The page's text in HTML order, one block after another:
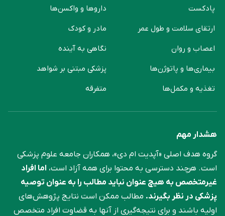
پادکست
ارتقای سلامت و طول عمر
اعصاب و روان
بیماری‌ها و پاتوژن‌ها
تغذیه و مکمل‌ها
دارو‌ها و واکسن‌ها
مادر و کودک
نگاهی به آینده
پزشکی مبتنی بر شواهد
متفرقه
هشدار مهم
گروه هدف اصلی «آپدیت ام دی»، همکاران جامعه علوم ‌پزشکی
است. هرچند دسترسی به محتوا برای همه آزاد است، اما افراد
غیرمتخصص به هیچ عنوان نباید مطالب را به عنوان توصیه
پزشکی در نظر بگیرند. مطالب ممکن است نتایج پژوهش‌های
اولیه باشند و برای نتیجه‌گیری از آنها به قضاوت افراد متخصص